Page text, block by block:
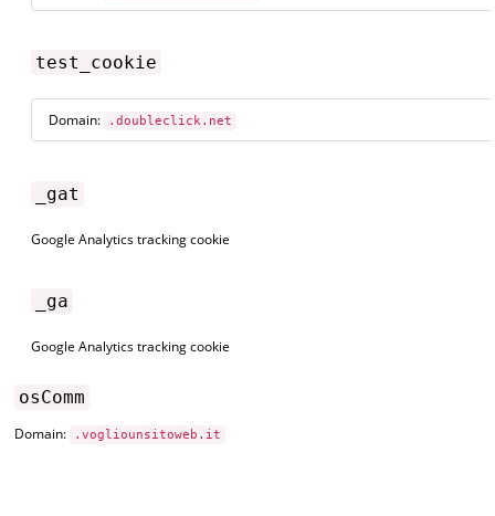
test_cookie
Domain: .doubleclick.net
_gat
Google Analytics tracking cookie
_ga
Google Analytics tracking cookie
osComm
Domain: .vogliounsitoweb.it